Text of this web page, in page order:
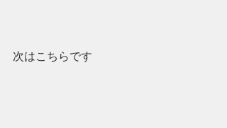
次はこちらです